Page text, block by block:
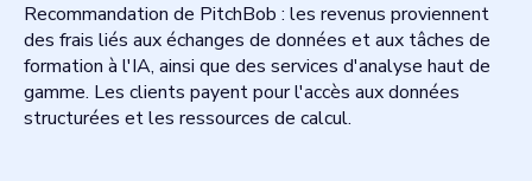
Recommandation de PitchBob : les revenus proviennent
des frais liés aux échanges de données et aux tâches de
formation à l'IA, ainsi que des services d'analyse haut de
gamme. Les clients payent pour l'accès aux données
structurées et les ressources de calcul.